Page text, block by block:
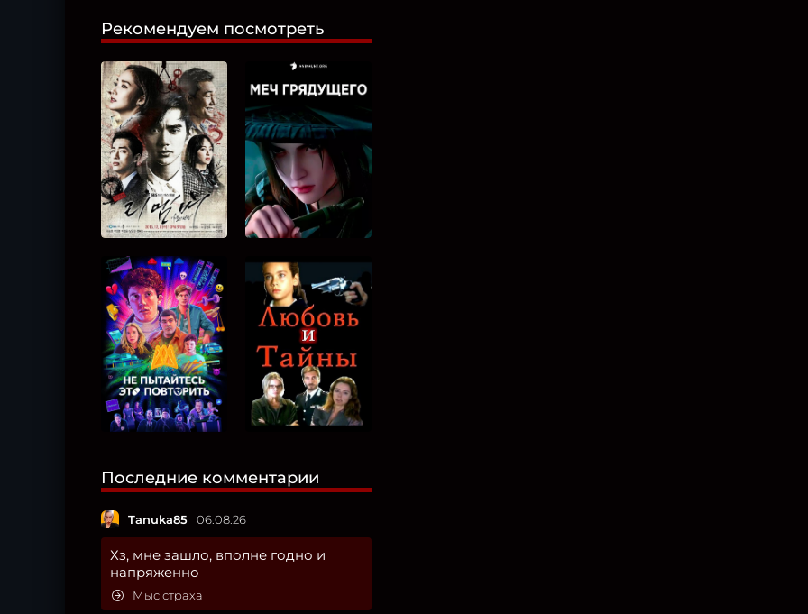
Рекомендуем посмотреть
Последние комментарии
Tanuka85 06.08.26
Хз, мне зашло, вполне годно и
напряженно
Мыс страха